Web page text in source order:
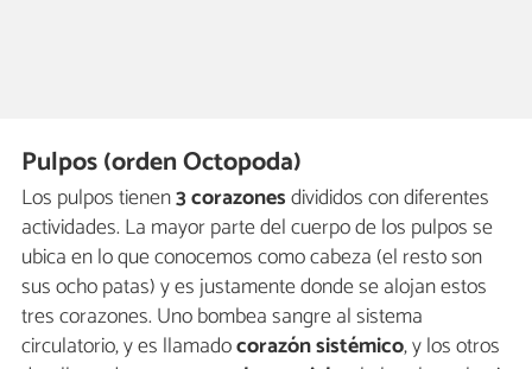
Pulpos (orden Octopoda)
Los pulpos tienen3 corazonesdivididos con diferentes
actividades. La mayor parte del cuerpo de los pulpos se
ubica en lo que conocemos como cabeza (el resto son
sus ocho patas) y es justamente donde se alojan estos
tres corazones. Uno bombea sangre al sistema
circulatorio, y es llamadocorazón sistémico, y los otros